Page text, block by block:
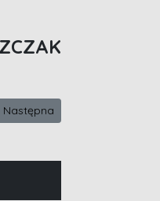
Następna strona: Tomasz
Następna